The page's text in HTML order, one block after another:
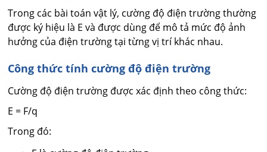
Trong các bài toán vật lý, cường độ điện trường thường
được ký hiệu là E và được dùng để mô tả mức độ ảnh
hưởng của điện trường tại từng vị trí khác nhau.
Công thức tính cường độ điện trường
Cường độ điện trường được xác định theo công thức:
E = F/q
Trong đó: